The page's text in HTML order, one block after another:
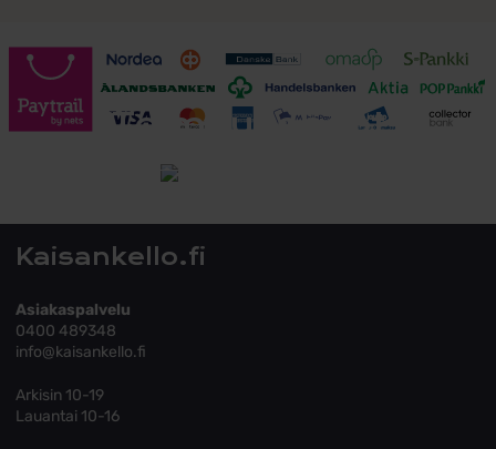
Toimitusehdot
Kaisankello.fi
Asiakaspalvelu
0400 489348
info@kaisankello.fi
Arkisin 10-19
Lauantai 10-16